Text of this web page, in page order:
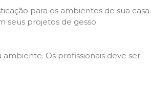
para os ambientes de sua casa.
seus projetos de gesso.
Os profissionais deve ser